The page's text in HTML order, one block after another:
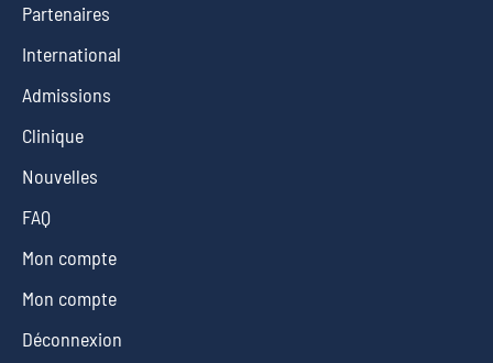
Partenaires
International
Admissions
Clinique
Nouvelles
FAQ
Mon compte
Mon compte
Déconnexion